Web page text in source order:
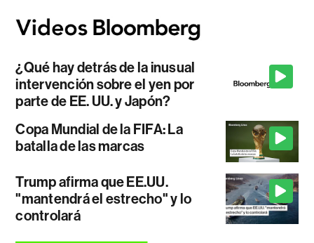
¿Qué hay detrás de la inusual
intervención sobre el yen por
parte de EE. UU. y Japón?
Copa Mundial de la FIFA: La
batalla de las marcas
Trump afirma que EE.UU.
"mantendrá el estrecho" y lo
controlará